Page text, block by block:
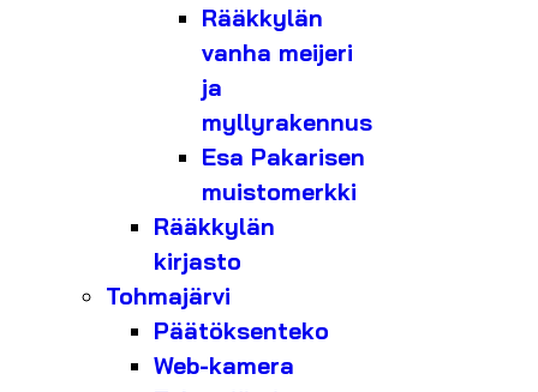
Rääkkylän
vanha meijeri
ja
myllyrakennus
Esa Pakarisen
muistomerkki
Rääkkylän
kirjasto
Tohmajärvi
Päätöksenteko
Web-kamera